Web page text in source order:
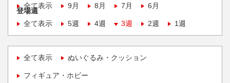
全て表示
9月 8月 7月 6月
登場週
全て表示
5週 4週 3週 2週 1週
全て表示 ぬいぐるみ・クッション
フィギュア・ホビー